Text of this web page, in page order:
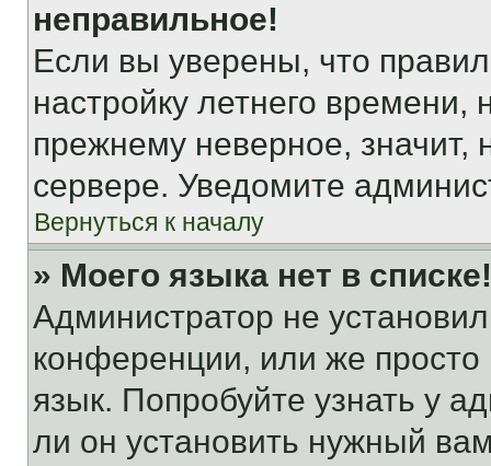
неправильное!
Если вы уверены, что
настройку летнего
прежнему неверное, значит,
сервере. Уведомите
Вернуться к началу
» Моего языка нет в списке!
Администратор не
конференции, или же
язык. Попробуйте узнать у
ли он установить нужный